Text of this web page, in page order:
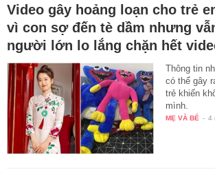
Video gây hoảng loạn cho trẻ
vì con sợ đến tè dầm nhưng
người lớn lo lắng chặn hết
Thông tin
có thể gây
trẻ khiến
mình.
MẸ VÀ BÉ - 4